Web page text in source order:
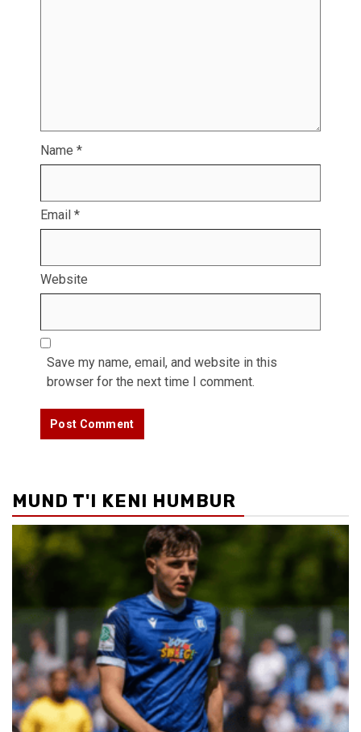
Name *
Email *
Website
Save my name, email, and website in this
browser for the next time I comment.
MUND T'I KENI HUMBUR